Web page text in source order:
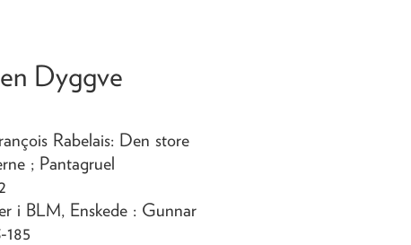
Dyggve
Rabelais: Den store
; Pantagruel
i BLM, Enskede : Gunnar
185